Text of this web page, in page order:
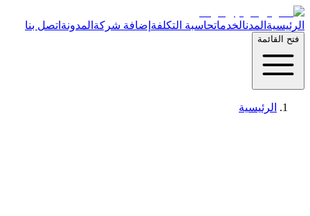
الرئيسية المدنالخدماتحاسبة التكلفة إضافة شركة المدونة اتصل بنا
فتح القائمة
الرئيسية